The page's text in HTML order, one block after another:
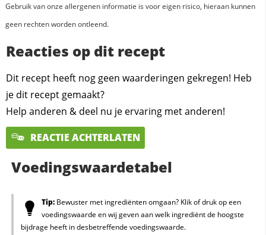
Gebruik van onze allergenen informatie is voor eigen risico, hieraan kunnen
geen rechten worden ontleend.
Reacties op dit recept
Dit recept heeft nog geen waarderingen gekregen! Heb
je dit recept gemaakt?
Help anderen & deel nu je ervaring met anderen!
REACTIE ACHTERLATEN
Voedingswaardetabel
Tip:Bewuster met ingrediënten omgaan? Klik of druk op een
voedingswaarde en wij geven aan welk ingrediënt de hoogste
bijdrage heeft in desbetreffende voedingswaarde.